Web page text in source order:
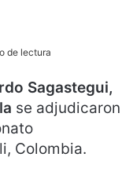
de lectura
Sagastegui,
se adjudicaron
Colombia.